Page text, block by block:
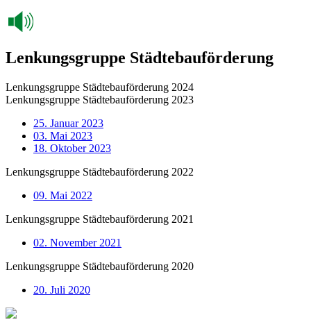
Lenkungsgruppe Städtebauförderung
Lenkungsgruppe Städtebauförderung 2024
Lenkungsgruppe Städtebauförderung 2023
25. Januar 2023
03. Mai 2023
18. Oktober 2023
Lenkungsgruppe Städtebauförderung 2022
09. Mai 2022
Lenkungsgruppe Städtebauförderung 2021
02. November 2021
Lenkungsgruppe Städtebauförderung 2020
20. Juli 2020